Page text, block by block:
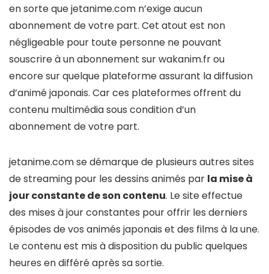
en sorte que jetanime.com n’exige aucun
abonnement de votre part. Cet atout est non
négligeable pour toute personne ne pouvant
souscrire à un abonnement sur wakanim.fr ou
encore sur quelque plateforme assurant la diffusion
d’animé japonais. Car ces plateformes offrent du
contenu multimédia sous condition d’un
abonnement de votre part.
jetanime.com se démarque de plusieurs autres sites
de streaming pour les dessins animés par la mise à
jour constante de son contenu. Le site effectue
des mises à jour constantes pour offrir les derniers
épisodes de vos animés japonais et des films à la une.
Le contenu est mis à disposition du public quelques
heures en différé après sa sortie.